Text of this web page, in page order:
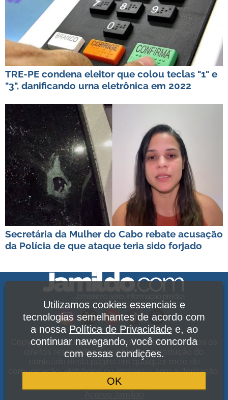
TRE-PE condena eleitor que colou teclas "1" e
"3", danificando urna eletrônica em 2022
Secretária da Mulher do Cabo rebate acusação
da Polícia de que ataque teria sido forjado
Copyright Jamildo Melo Comunicações Ltda. Todos os
direitos reservados. É proibida a reprodução do
conteúdo desta página em qualquer meio de
comunicação, eletrônico ou impresso, sem autorização.
Política de Privacidade
Utilizamos cookies essenciais e
tecnologias semelhantes de acordo com
a nossa Política de Privacidadee, ao
continuar navegando, você concorda
com essas condições.
OK